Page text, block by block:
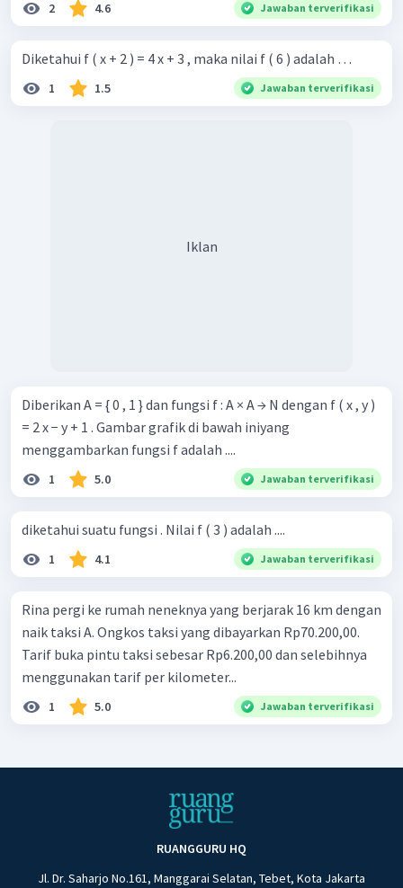
2 4.6 Jawaban terverifikasi
Diketahui f ( x + 2 ) = 4 x + 3 , maka nilai f ( 6 ) adalah …
1 1.5 Jawaban terverifikasi
Iklan
Diberikan A = { 0 , 1 } dan fungsi f : A × A → N dengan f ( x , y )
= 2 x − y + 1 . Gambar grafik di bawah iniyang
menggambarkan fungsi f adalah ....
1 5.0 Jawaban terverifikasi
diketahui suatu fungsi . Nilai f ( 3 ) adalah ....
1 4.1 Jawaban terverifikasi
Rina pergi ke rumah neneknya yang berjarak 16 km dengan
naik taksi A. Ongkos taksi yang dibayarkan Rp70.200,00.
Tarif buka pintu taksi sebesar Rp6.200,00 dan selebihnya
menggunakan tarif per kilometer...
1 5.0 Jawaban terverifikasi
RUANGGURU HQ
Jl. Dr. Saharjo No.161, Manggarai Selatan, Tebet, Kota Jakarta